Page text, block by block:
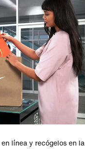
línea y recógelos en la